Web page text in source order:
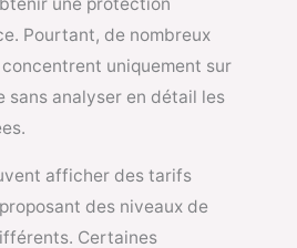
Pourtant, de nombreux
uniquement sur
sans analyser en détail les
afficher des tarifs
des niveaux de
Certaines